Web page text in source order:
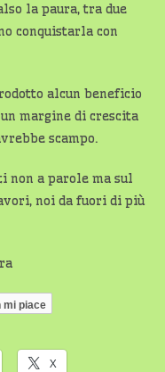
la paura, tra due
conquistarla con
alcun beneficio
margine di crescita
scampo.
non a parole ma sul
noi da fuori di più
mi piace
X